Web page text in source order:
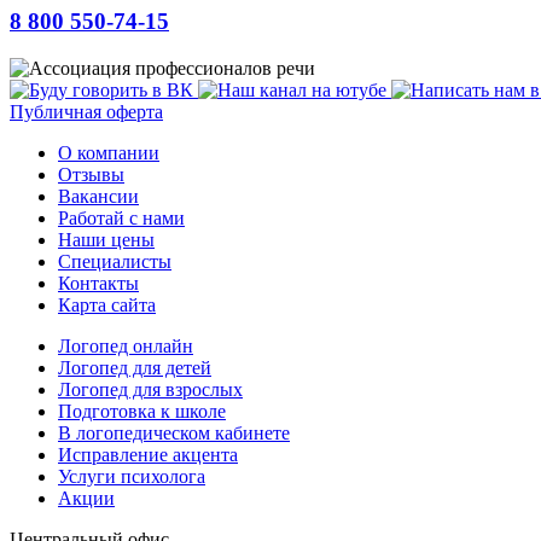
8 800 550-74-15
Публичная оферта
О компании
Отзывы
Вакансии
Работай с нами
Наши цены
Специалисты
Контакты
Карта сайта
Логопед онлайн
Логопед для детей
Логопед для взрослых
Подготовка к школе
В логопедическом кабинете
Исправление акцента
Услуги психолога
Акции